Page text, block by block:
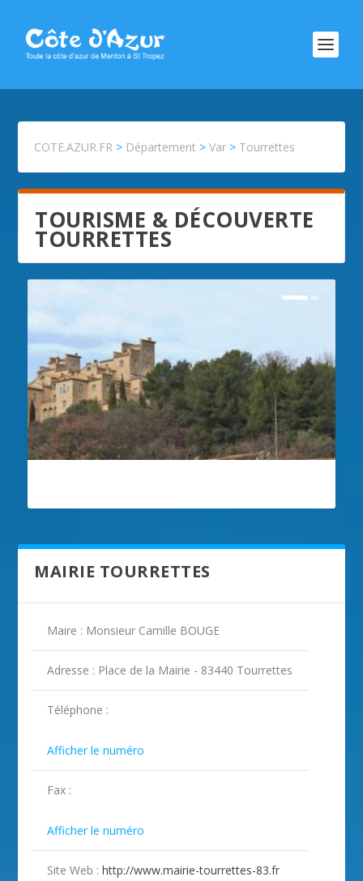
COTE.AZUR.FR > Département >Var > Tourrettes
TOURISME & DÉCOUVERTE
TOURRETTES
ILLUSTRATION TOURRETTES ( 2 )
MAIRIE TOURRETTES
Maire : Monsieur Camille BOUGE
Adresse : Place de la Mairie - 83440 Tourrettes
Téléphone :
Afficher le numéro
Fax :
Afficher le numéro
Site Web :http://www.mairie-tourrettes-83.fr